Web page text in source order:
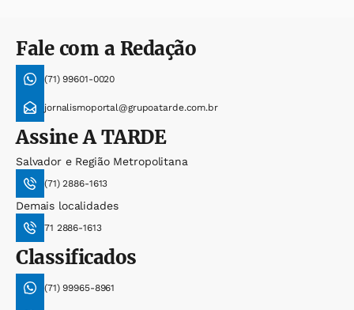
Fale com a Redação
(71) 99601-0020
jornalismoportal@grupoatarde.com.br
AssineA TARDE
Salvador e Região Metropolitana
(71) 2886-1613
Demais localidades
71 2886-1613
Classificados
(71) 99965-8961